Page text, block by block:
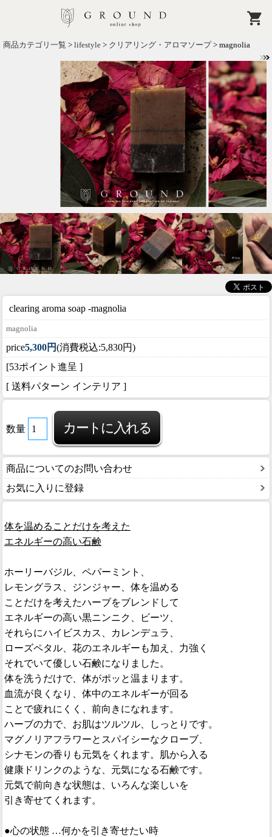
商品カテゴリ一覧 > lifestyle > クリアリング・アロマソープ > magnolia
clearing aroma soap -magnolia
magnolia
price5,300円(消費税込:5,830円)
[53ポイント進呈 ]
[ 送料パターン インテリア ]
数量
商品についてのお問い合わせ
お気に入りに登録
体を温めることだけを考えた
エネルギーの高い石鹸
ホーリーバジル、ペパーミント、
レモングラス、ジンジャー、体を温める
ことだけを考えたハーブをブレンドして
エネルギーの高い黒ニンニク、ビーツ、
それらにハイビスカス、カレンデュラ、
ローズペタル、花のエネルギーも加え、力強く
それでいて優しい石鹸になりました。
体を洗うだけで、体がポッと温まります。
血流が良くなり、体中のエネルギーが回る
ことで疲れにくく、前向きになれます。
ハーブの力で、お肌はツルツル、しっとりです。
マグノリアフラワーとスパイシーなクローブ、
シナモンの香りも元気をくれます。肌から入る
健康ドリンクのような、元気になる石鹸です。
元気で前向きな状態は、いろんな楽しいを
引き寄せてくれます。
●心の状態 …何かを引き寄せたい時